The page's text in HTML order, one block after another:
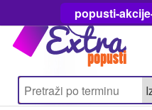
popusti-